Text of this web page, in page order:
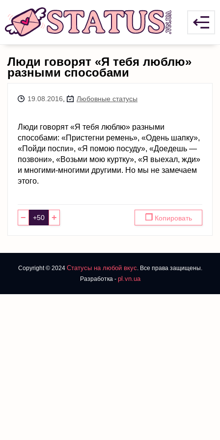
Люди говорят «Я тебя люблю»
разными способами
19.08.2016 Любовные статусы
Люди говорят «Я тебя люблю» разными
способами: «Пристегни ремень», «Одень шапку»,
«Пойди поспи», «Я помою посуду», «Доедешь —
позвони», «Возьми мою куртку», «Я выехал, жди»
и многими-многими другими. Но мы не замечаем
этого.
− + ❐ Копировать
Copyright © 2024 Статусы на любой вкус. Все права защищены.
Разработка - pl.vn.ua